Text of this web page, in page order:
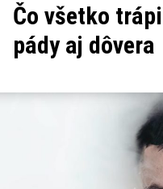
Čo všetko
pády aj dôvera